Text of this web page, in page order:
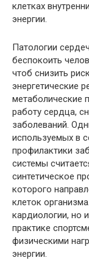
клетках
энергии.
Патологии
беспокоить
чтоб снизить
энергетические
метаболические
работу сердца,
заболеваний.
используемых в
профилактики
системы
синтетическое
которого
клеток
кардиологии, но
практике
физическими
энергии.